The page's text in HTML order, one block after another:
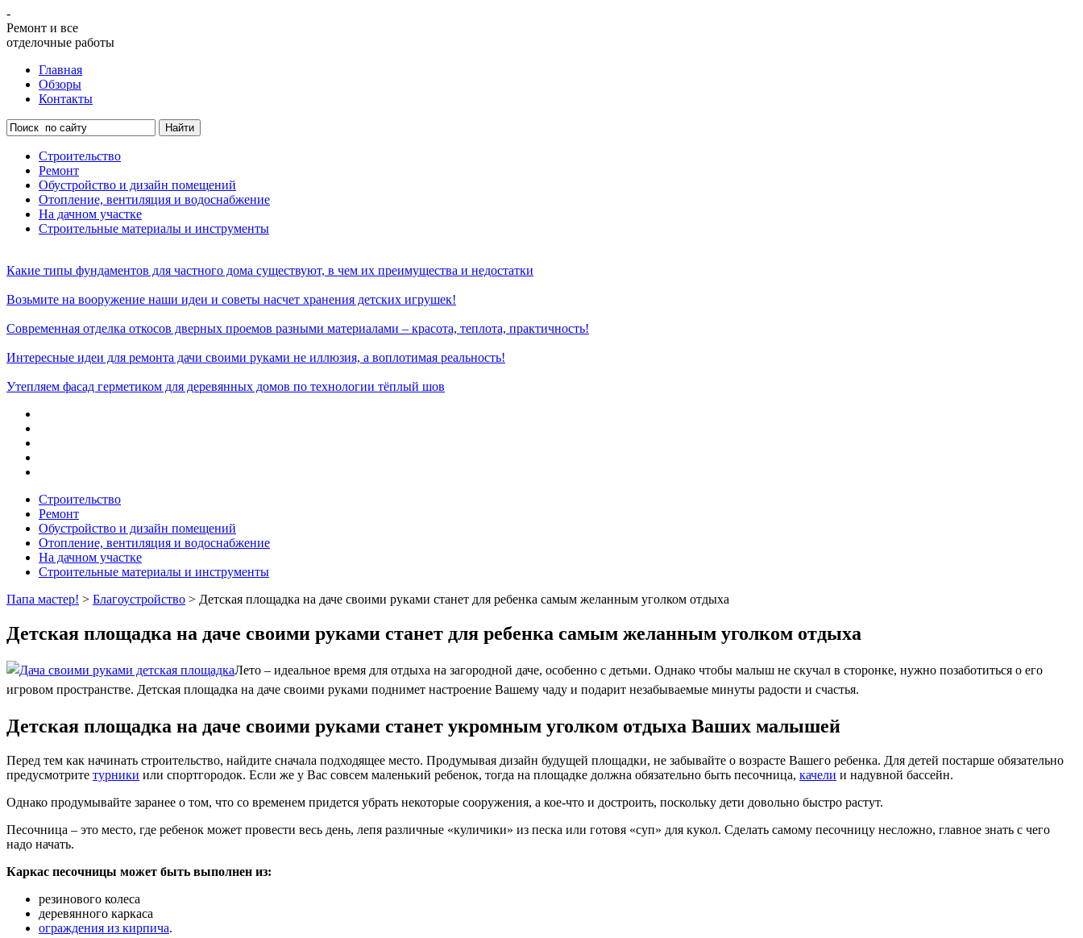
-
Ремонт и все
отделочные работы
Главная
Обзоры
Контакты
Строительство
Ремонт
Обустройство и дизайн помещений
Отопление, вентиляция и водоснабжение
На дачном участке
Строительные материалы и инструменты
Какие типы фундаментов для частного дома существуют, в чем их преимущества и недостатки
Возьмите на вооружение наши идеи и советы насчет хранения детских игрушек!
Современная отделка откосов дверных проемов разными материалами – красота, теплота, практичность!
Интересные идеи для ремонта дачи своими руками не иллюзия, а воплотимая реальность!
Утепляем фасад герметиком для деревянных домов по технологии тёплый шов
Строительство
Ремонт
Обустройство и дизайн помещений
Отопление, вентиляция и водоснабжение
На дачном участке
Строительные материалы и инструменты
Папа мастер! > Благоустройство > Детская площадка на даче своими руками станет для ребенка самым желанным уголком отдыха
Детская площадка на даче своими руками станет для ребенка самым желанным уголком отдыха
Лето – идеальное время для отдыха на загородной даче, особенно с детьми. Однако чтобы малыш не скучал в сторонке, нужно позаботиться о его
игровом пространстве. Детская площадка на даче своими руками поднимет настроение Вашему чаду и подарит незабываемые минуты радости и счастья.
Детская площадка на даче своими руками станет укромным уголком отдыха Ваших малышей
Перед тем как начинать строительство, найдите сначала подходящее место. Продумывая дизайн будущей площадки, не забывайте о возрасте Вашего ребенка. Для детей постарше обязательно
предусмотрите турники или спортгородок. Если же у Вас совсем маленький ребенок, тогда на площадке должна обязательно быть песочница, качели и надувной бассейн.
Однако продумывайте заранее о том, что со временем придется убрать некоторые сооружения, а кое-что и достроить, поскольку дети довольно быстро растут.
Песочница – это место, где ребенок может провести весь день, лепя различные «куличики» из песка или готовя «суп» для кукол. Сделать самому песочницу несложно, главное знать с чего
надо начать.
Каркас песочницы может быть выполнен из:
резинового колеса
деревянного каркаса
ограждения из кирпича.